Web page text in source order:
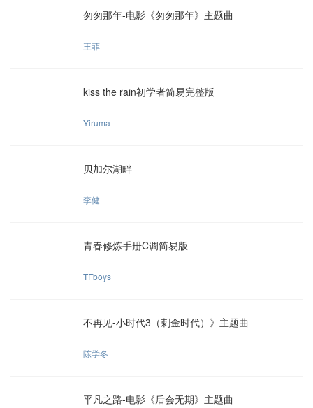
匆匆那年-电影《匆匆那年》主题曲
王菲
kiss the rain初学者简易完整版
Yiruma
贝加尔湖畔
李健
青春修炼手册C调简易版
TFboys
不再见-小时代3（刺金时代）》主题曲
陈学冬
平凡之路-电影《后会无期》主题曲